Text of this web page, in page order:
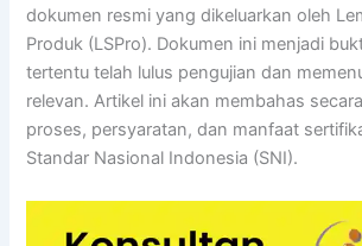
dokumen resmi yang dikeluarkan oleh
Produk (LSPro). Dokumen ini menjadi
tertentu telah lulus pengujian dan
relevan. Artikel ini akan membahas
proses, persyaratan, dan manfaat
Standar Nasional Indonesia (SNI).